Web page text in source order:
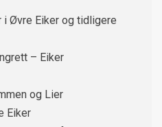
i Øvre Eiker og tidligere
– Eiker
og Lier
Eiker